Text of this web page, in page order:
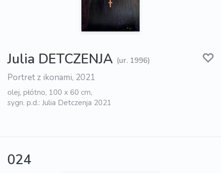
Julia DETCZENJA (ur. 1996)
Portret z ikonami, 2021
olej, płótno, 100 x 60 cm,
sygn. p.d.: Julia Detczenja 2021
024